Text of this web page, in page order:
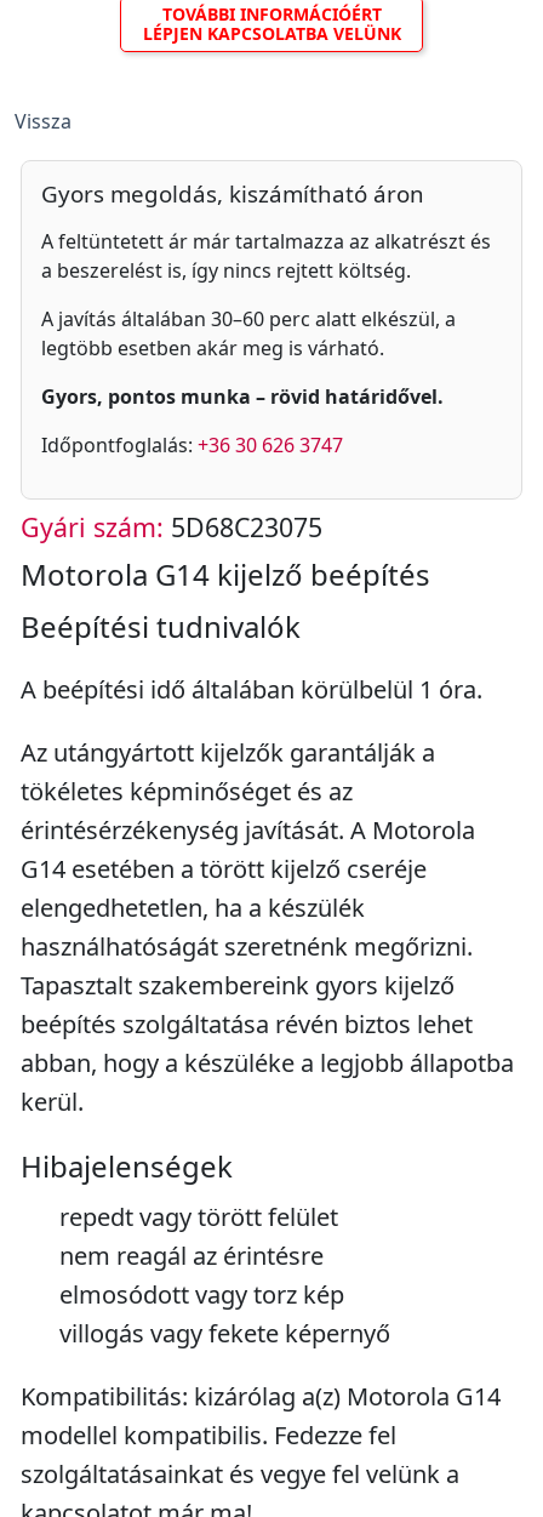
TOVÁBBI INFORMÁCIÓÉRT
LÉPJEN KAPCSOLATBA VELÜNK
Vissza
Gyors megoldás, kiszámítható áron
A feltüntetett ár már tartalmazza az alkatrészt és
a beszerelést is, így nincs rejtett költség.
A javítás általában 30–60 perc alatt elkészül, a
legtöbb esetben akár meg is várható.
Gyors, pontos munka – rövid határidővel.
Időpontfoglalás: +36 30 626 3747
Gyári szám: 5D68C23075
Motorola G14 kijelző beépítés
Beépítési tudnivalók
A beépítési idő általában körülbelül 1 óra.
Az utángyártott kijelzők garantálják a
tökéletes képminőséget és az
érintésérzékenység javítását. A Motorola
G14 esetében a törött kijelző cseréje
elengedhetetlen, ha a készülék
használhatóságát szeretnénk megőrizni.
Tapasztalt szakembereink gyors kijelző
beépítés szolgáltatása révén biztos lehet
abban, hogy a készüléke a legjobb állapotba
kerül.
Hibajelenségek
repedt vagy törött felület
nem reagál az érintésre
elmosódott vagy torz kép
villogás vagy fekete képernyő
Kompatibilitás: kizárólag a(z) Motorola G14
modellel kompatibilis. Fedezze fel
szolgáltatásainkat és vegye fel velünk a